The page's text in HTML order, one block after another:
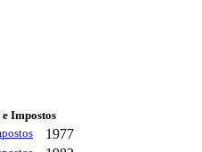
Impostos
1977